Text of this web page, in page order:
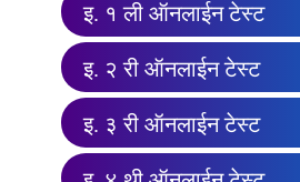
इ. १ ली ऑनलाईन टेस्ट
इ. २ री ऑनलाईन टेस्ट
इ. ३ री ऑनलाईन टेस्ट